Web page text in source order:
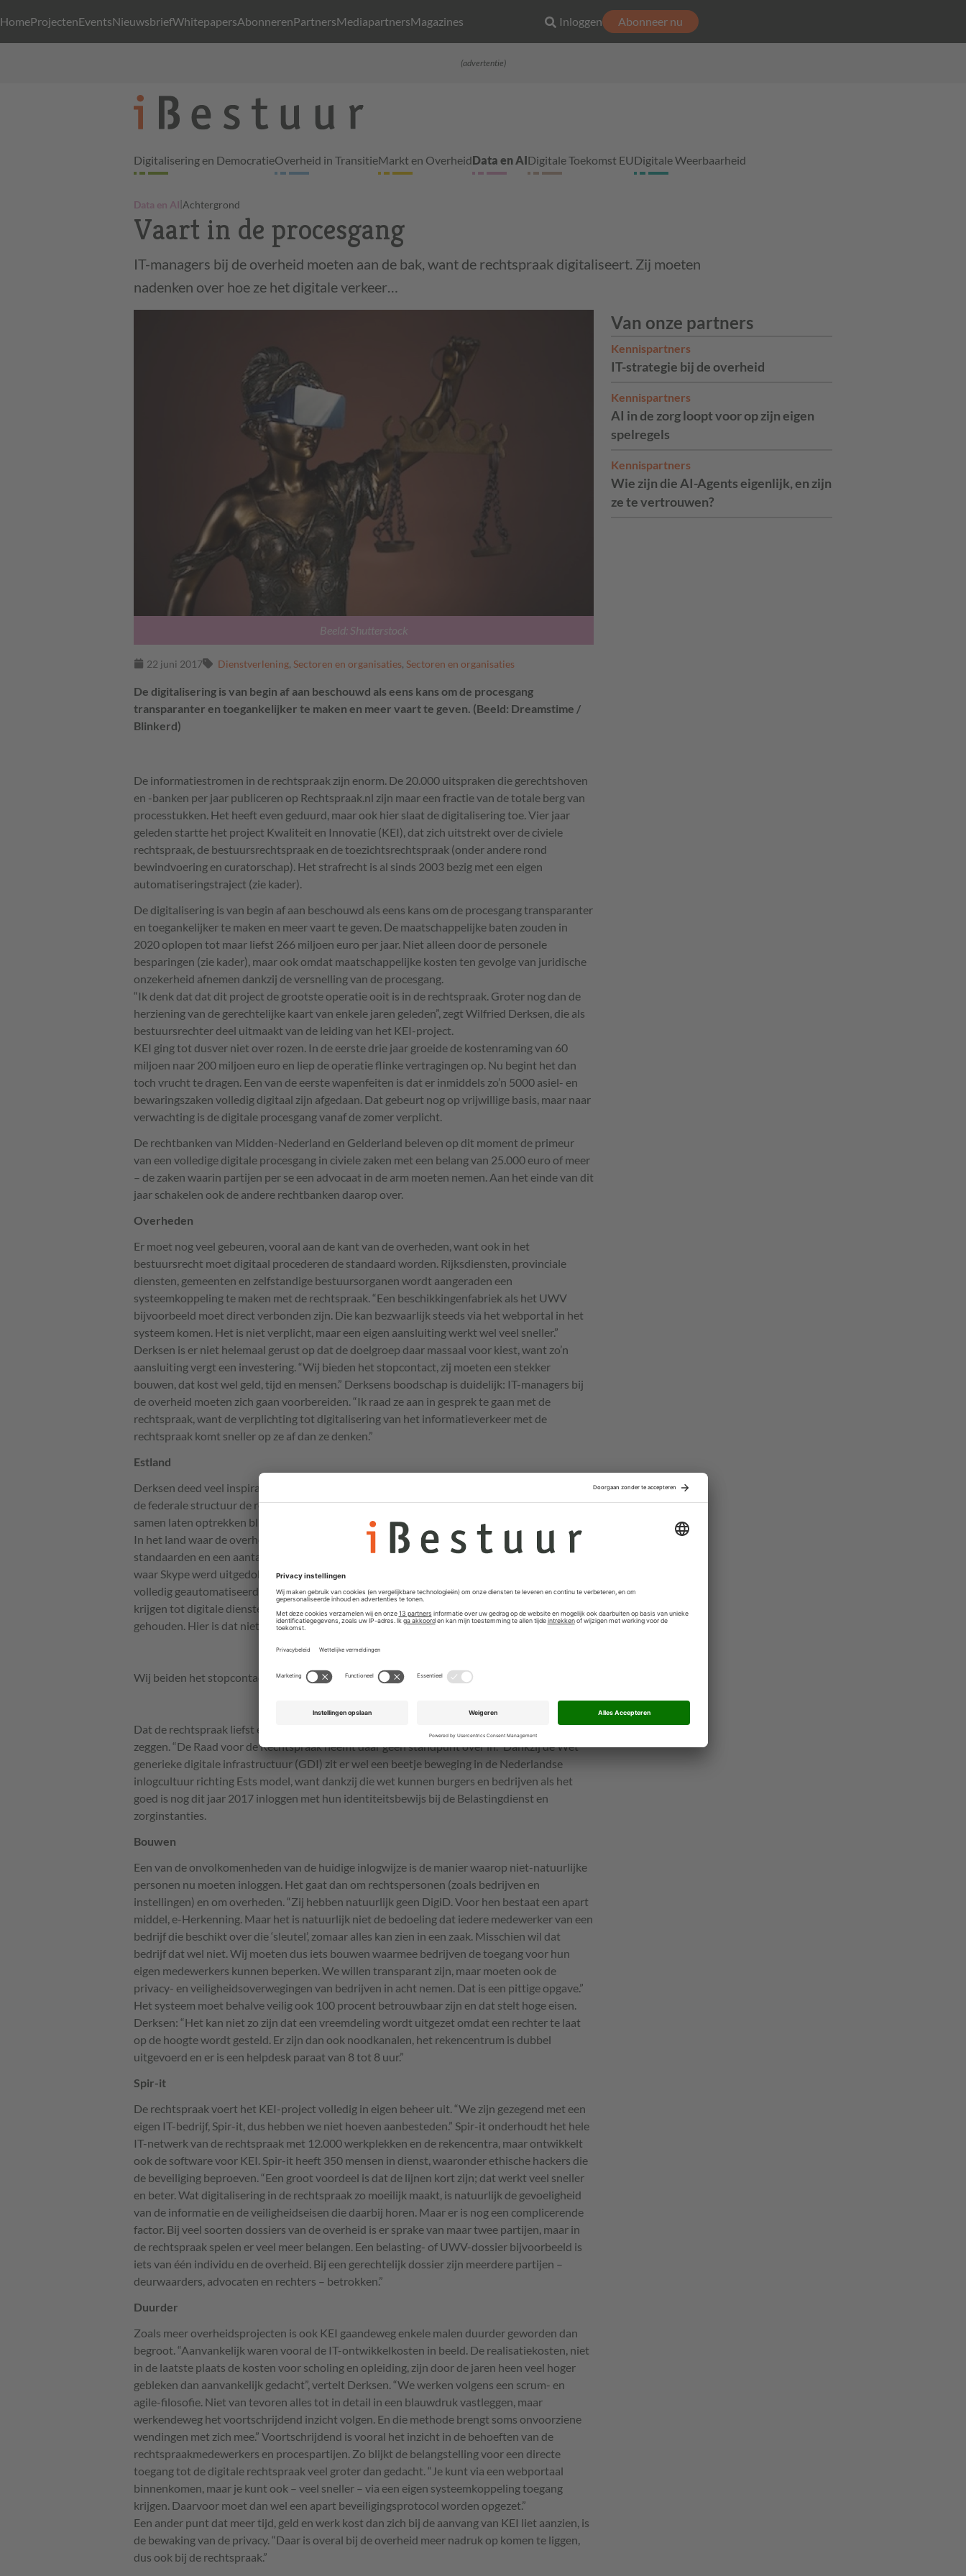
HomeProjectenEventsNieuwsbriefWhitepapersAbonnerenPartnersMediapartnersMagazines Inloggen Abonneer nu
(advertentie)
Digitalisering en DemocratieOverheid in TransitieMarkt en OverheidData en AIDigitale Toekomst EUDigitale Weerbaarheid
Data en AI|Achtergrond
Vaart in de procesgang
IT-managers bij de overheid moeten aan de bak, want de rechtspraak digitaliseert. Zij moeten
nadenken over hoe ze het digitale verkeer…
Beeld: Shutterstock
22 juni 2017 Dienstverlening, Sectoren en organisaties, Sectoren en organisaties
Van onze partners
Kennispartners
IT-strategie bij de overheid
Kennispartners
AI in de zorg loopt voor op zijn eigen
spelregels
Kennispartners
Wie zijn die AI-Agents eigenlijk, en zijn
ze te vertrouwen?
De digitalisering is van begin af aan beschouwd als eens kans om de procesgang
transparanter en toegankelijker te maken en meer vaart te geven. (Beeld: Dreamstime /
Blinkerd)
De informatiestromen in de rechtspraak zijn enorm. De 20.000 uitspraken die gerechtshoven
en -banken per jaar publiceren op Rechtspraak.nl zijn maar een fractie van de totale berg van
processtukken. Het heeft even geduurd, maar ook hier slaat de digitalisering toe. Vier jaar
geleden startte het project Kwaliteit en Innovatie (KEI), dat zich uitstrekt over de civiele
rechtspraak, de bestuursrechtspraak en de toezichtsrechtspraak (onder andere rond
bewindvoering en curatorschap). Het strafrecht is al sinds 2003 bezig met een eigen
automatiseringstraject (zie kader).
De digitalisering is van begin af aan beschouwd als eens kans om de procesgang transparanter
en toegankelijker te maken en meer vaart te geven. De maatschappelijke baten zouden in
2020 oplopen tot maar liefst 266 miljoen euro per jaar. Niet alleen door de personele
besparingen (zie kader), maar ook omdat maatschappelijke kosten ten gevolge van juridische
onzekerheid afnemen dankzij de versnelling van de procesgang.
“Ik denk dat dat dit project de grootste operatie ooit is in de rechtspraak. Groter nog dan de
herziening van de gerechtelijke kaart van enkele jaren geleden”, zegt Wilfried Derksen, die als
bestuursrechter deel uitmaakt van de leiding van het KEI-project.
KEI ging tot dusver niet over rozen. In de eerste drie jaar groeide de kostenraming van 60
miljoen naar 200 miljoen euro en liep de operatie flinke vertragingen op. Nu begint het dan
toch vrucht te dragen. Een van de eerste wapenfeiten is dat er inmiddels zo’n 5000 asiel- en
bewaringszaken volledig digitaal zijn afgedaan. Dat gebeurt nog op vrijwillige basis, maar naar
verwachting is de digitale procesgang vanaf de zomer verplicht.
De rechtbanken van Midden-Nederland en Gelderland beleven op dit moment de primeur
van een volledige digitale procesgang in civiele zaken met een belang van 25.000 euro of meer
– de zaken waarin partijen per se een advocaat in de arm moeten nemen. Aan het einde van dit
jaar schakelen ook de andere rechtbanken daarop over.
Overheden
Er moet nog veel gebeuren, vooral aan de kant van de overheden, want ook in het
bestuursrecht moet digitaal procederen de standaard worden. Rijksdiensten, provinciale
diensten, gemeenten en zelfstandige bestuursorganen wordt aangeraden een
systeemkoppeling te maken met de rechtspraak. “Een beschikkingenfabriek als het UWV
bijvoorbeeld moet direct verbonden zijn. Die kan bezwaarlijk steeds via het webportal in het
systeem komen. Het is niet verplicht, maar een eigen aansluiting werkt wel veel sneller.”
Derksen is er niet helemaal gerust op dat de doelgroep daar massaal voor kiest, want zo’n
aansluiting vergt een investering. “Wij bieden het stopcontact, zij moeten een stekker
bouwen, dat kost wel geld, tijd en mensen.” Derksens boodschap is duidelijk: IT-managers bij
de overheid moeten zich gaan voorbereiden. “Ik raad ze aan in gesprek te gaan met de
rechtspraak, want de verplichting tot digitalisering van het informatieverkeer met de
rechtspraak komt sneller op ze af dan ze denken.”
Estland
Derksen deed veel inspiratie op in het buitenland. “In Duitsland zijn ze ver, maar daar speelt
de federale structuur de rechtspraak enigszins parten bij de automatisering. De Bundesländer
samen laten optrekken blijkt moeilijk. Estland is voor ons een nog grotere inspirator geweest.”
In het land waar de overheid zich bedient van het netwerk X-Road, dat werkt volgens open
standaarden en een aantal basisregistraties bevat, waar digitaal stemmen al jaren werkt en
waar Skype werd uitgedokterd, is de procesgang in heel de rechtspraak inmiddels zo goed als
volledig geautomatiseerd. “In Estland kun je gewoon inloggen met je paspoort om toegang te
krijgen tot digitale diensten van de overheid. De overheid heeft de inlogmiddelen bij zichzelf
gehouden. Hier is dat niet zo en dat maakt het wat moeilijker stuurbaar.”
Wij beiden het stopcontact, zij moeten een stekker bouwen
Dat de rechtspraak liefst een inlogsysteem naar Ests voorbeeld zou hebben, wil Derksen niet
zeggen. “De Raad voor de Rechtspraak neemt daar geen standpunt over in.” Dankzij de Wet
generieke digitale infrastructuur (GDI) zit er wel een beetje beweging in de Nederlandse
inlogcultuur richting Ests model, want dankzij die wet kunnen burgers en bedrijven als het
goed is nog dit jaar 2017 inloggen met hun identiteitsbewijs bij de Belastingdienst en
zorginstanties.
Bouwen
Een van de onvolkomenheden van de huidige inlogwijze is de manier waarop niet-natuurlijke
personen nu moeten inloggen. Het gaat dan om rechtspersonen (zoals bedrijven en
instellingen) en om overheden. “Zij hebben natuurlijk geen DigiD. Voor hen bestaat een apart
middel, e-Herkenning. Maar het is natuurlijk niet de bedoeling dat iedere medewerker van een
bedrijf die beschikt over die ‘sleutel’, zomaar alles kan zien in een zaak. Misschien wil dat
bedrijf dat wel niet. Wij moeten dus iets bouwen waarmee bedrijven de toegang voor hun
eigen medewerkers kunnen beperken. We willen transparant zijn, maar moeten ook de
privacy- en veiligheidsoverwegingen van bedrijven in acht nemen. Dat is een pittige opgave.”
Het systeem moet behalve veilig ook 100 procent betrouwbaar zijn en dat stelt hoge eisen.
Derksen: “Het kan niet zo zijn dat een vreemdeling wordt uitgezet omdat een rechter te laat
op de hoogte wordt gesteld. Er zijn dan ook noodkanalen, het rekencentrum is dubbel
uitgevoerd en er is een helpdesk paraat van 8 tot 8 uur.”
Spir-it
De rechtspraak voert het KEI-project volledig in eigen beheer uit. “We zijn gezegend met een
eigen IT-bedrijf, Spir-it, dus hebben we niet hoeven aanbesteden.” Spir-it onderhoudt het hele
IT-netwerk van de rechtspraak met 12.000 werkplekken en de rekencentra, maar ontwikkelt
ook de software voor KEI. Spir-it heeft 350 mensen in dienst, waaronder ethische hackers die
de beveiliging beproeven. “Een groot voordeel is dat de lijnen kort zijn; dat werkt veel sneller
en beter. Wat digitalisering in de rechtspraak zo moeilijk maakt, is natuurlijk de gevoeligheid
van de informatie en de veiligheidseisen die daarbij horen. Maar er is nog een complicerende
factor. Bij veel soorten dossiers van de overheid is er sprake van maar twee partijen, maar in
de rechtspraak spelen er veel meer belangen. Een belasting- of UWV-dossier bijvoorbeeld is
iets van één individu en de overheid. Bij een gerechtelijk dossier zijn meerdere partijen –
deurwaarders, advocaten en rechters – betrokken.”
Duurder
Zoals meer overheidsprojecten is ook KEI gaandeweg enkele malen duurder geworden dan
begroot. “Aanvankelijk waren vooral de IT-ontwikkelkosten in beeld. De realisatiekosten, niet
in de laatste plaats de kosten voor scholing en opleiding, zijn door de jaren heen veel hoger
gebleken dan aanvankelijk gedacht”, vertelt Derksen. “We werken volgens een scrum- en
agile-filosofie. Niet van tevoren alles tot in detail in een blauwdruk vastleggen, maar
werkendeweg het voortschrijdend inzicht volgen. En die methode brengt soms onvoorziene
wendingen met zich mee.” Voortschrijdend is vooral het inzicht in de behoeften van de
rechtspraakmedewerkers en procespartijen. Zo blijkt de belangstelling voor een directe
toegang tot de digitale rechtspraak veel groter dan gedacht. “Je kunt via een webportaal
binnenkomen, maar je kunt ook – veel sneller – via een eigen systeemkoppeling toegang
krijgen. Daarvoor moet dan wel een apart beveiligingsprotocol worden opgezet.”
Een ander punt dat meer tijd, geld en werk kost dan zich bij de aanvang van KEI liet aanzien, is
de bewaking van de privacy. “Daar is overal bij de overheid meer nadruk op komen te liggen,
dus ook bij de rechtspraak.”